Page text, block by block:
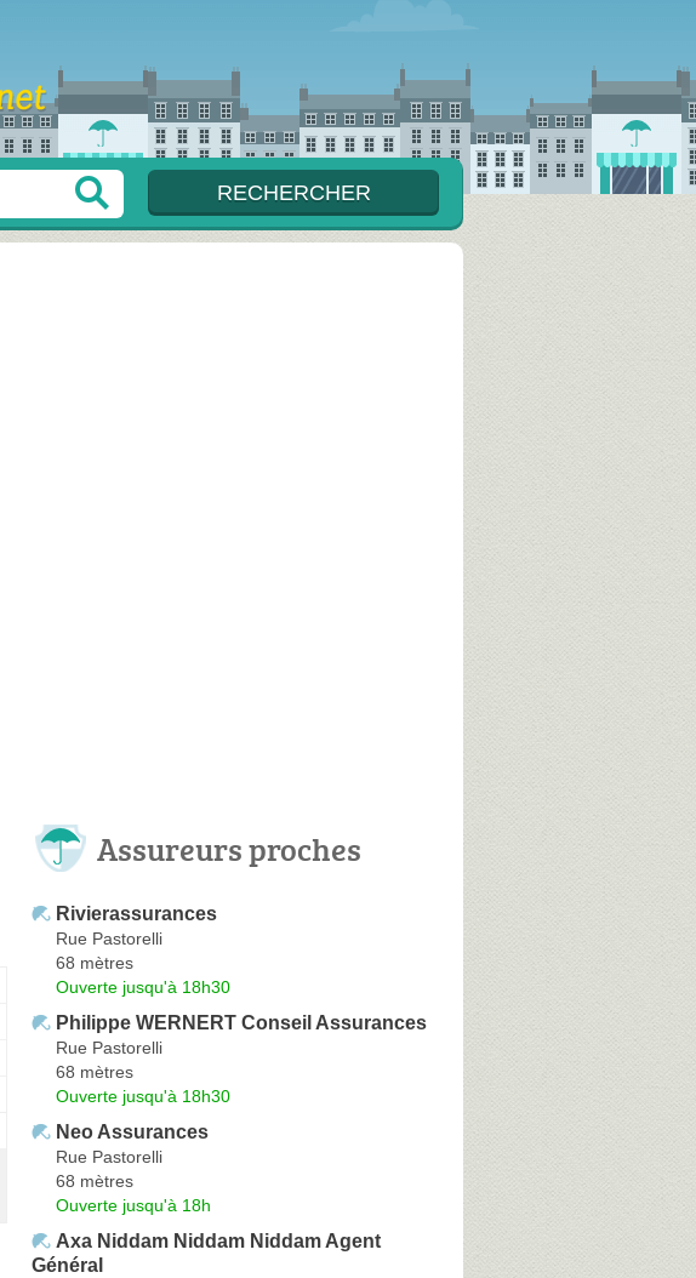
Assureurs proches
Rivierassurances
Rue Pastorelli
68 mètres
Ouverte jusqu'à 18h30
Philippe WERNERT Conseil Assurances
Rue Pastorelli
68 mètres
Ouverte jusqu'à 18h30
Neo Assurances
Rue Pastorelli
68 mètres
Ouverte jusqu'à 18h
Axa Niddam Niddam Niddam Agent
Général